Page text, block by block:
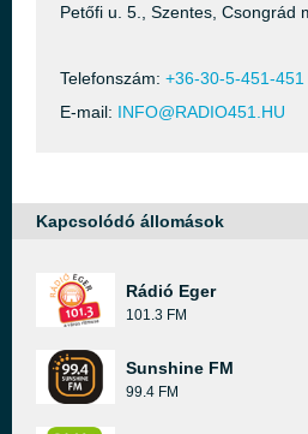
Petőfi u. 5., Szentes, Csongrád
Telefonszám: +36-30-5-451-451
E-mail: INFO@RADIO451.HU
Kapcsolódó állomások
Rádió Eger
101.3 FM
Sunshine FM
99.4 FM